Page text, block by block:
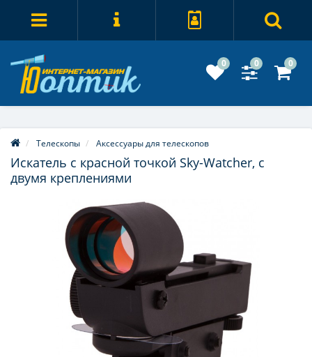
0 0 0
Телескопы Аксессуары для телескопов
Искатель с красной точкой Sky-Watcher, с
двумя креплениями